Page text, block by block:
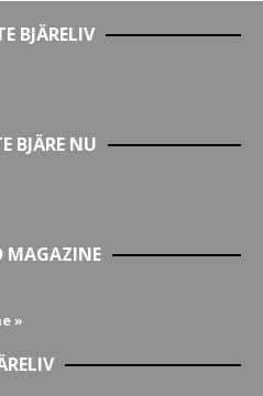
BJÄRELIV
BJÄRE NU
MAGAZINE
»